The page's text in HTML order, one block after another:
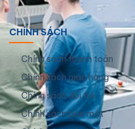
CHÍNH SÁCH
Chính sách thanh toán
Chính sách giao hàng
Chính sách đổi trả
Chính sách bảo mật